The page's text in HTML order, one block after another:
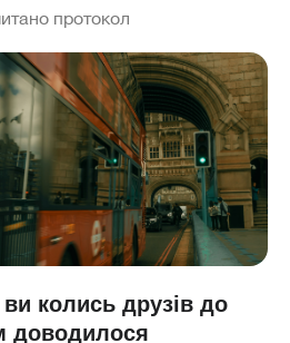
протокол
колись друзів до
доводилося